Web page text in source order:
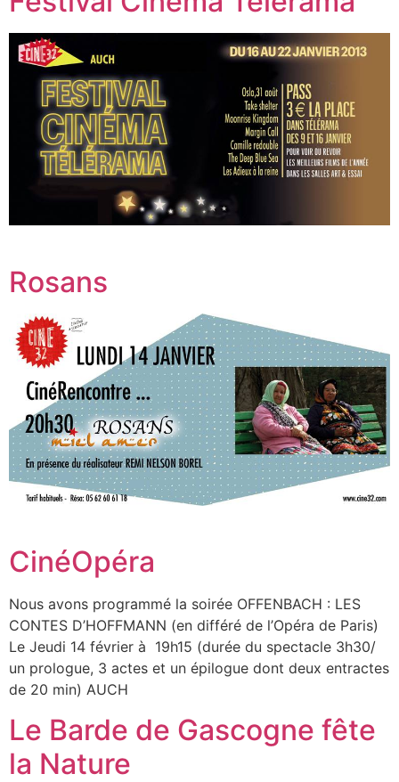
Rosans
CinéOpéra
Nous avons programmé la soirée OFFENBACH : LES
CONTES D’HOFFMANN (en différé de l’Opéra de Paris)
Le Jeudi 14 février à 19h15 (durée du spectacle 3h30/
un prologue, 3 actes et un épilogue dont deux entractes
de 20 min) AUCH
Le Barde de Gascogne fête
la Nature